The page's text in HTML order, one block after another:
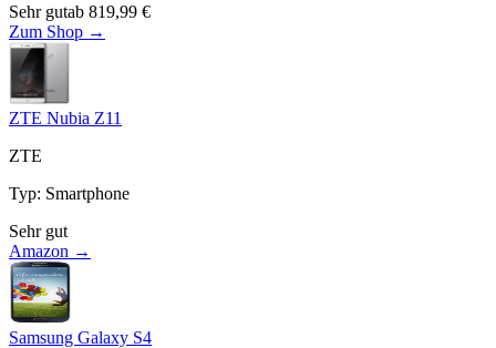
Sehr gutab 819,99 €
Zum Shop →
ZTE Nubia Z11
ZTE
Typ: Smartphone
Sehr gut
Amazon →
Samsung Galaxy S4